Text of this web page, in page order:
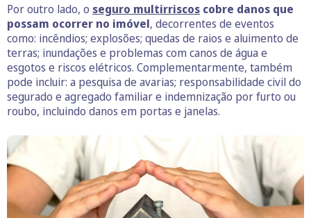
Por outro lado, o seguro multirriscos cobre danos que
possam ocorrer no imóvel, decorrentes de eventos
como: incêndios; explosões; quedas de raios e aluimento de
terras; inundações e problemas com canos de água e
esgotos e riscos elétricos. Complementarmente, também
pode incluir: a pesquisa de avarias; responsabilidade civil do
segurado e agregado familiar e indemnização por furto ou
roubo, incluindo danos em portas e janelas.